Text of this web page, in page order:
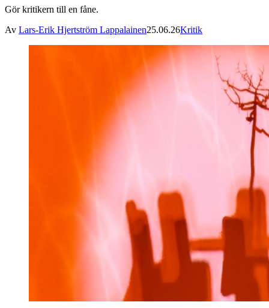
Gör kritikern till en fåne.
Av Lars-Erik Hjertström Lappalainen25.06.26Kritik